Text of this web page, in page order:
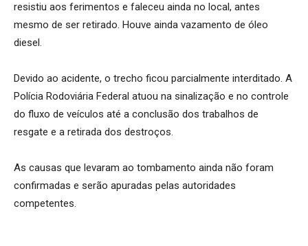
resistiu aos ferimentos e faleceu ainda no local, antes
mesmo de ser retirado. Houve ainda vazamento de óleo
diesel.
Devido ao acidente, o trecho ficou parcialmente interditado. A
Polícia Rodoviária Federal atuou na sinalização e no controle
do fluxo de veículos até a conclusão dos trabalhos de
resgate e a retirada dos destroços.
As causas que levaram ao tombamento ainda não foram
confirmadas e serão apuradas pelas autoridades
competentes.